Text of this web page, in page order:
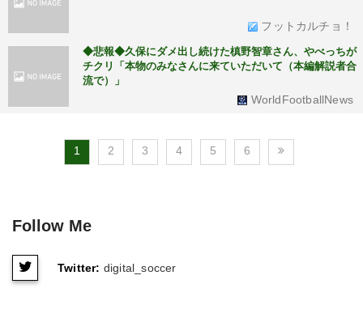
フットカルチョ！
◆悲報◆久保にダメ出し続けた槙野智章さん、やべっちが
チクリ「本物のみなさんに来ていただいて（本編解説者合
流で）」
WorldFootballNews
1 2 3 4 5 6
Follow Me
Twitter: digital_soccer